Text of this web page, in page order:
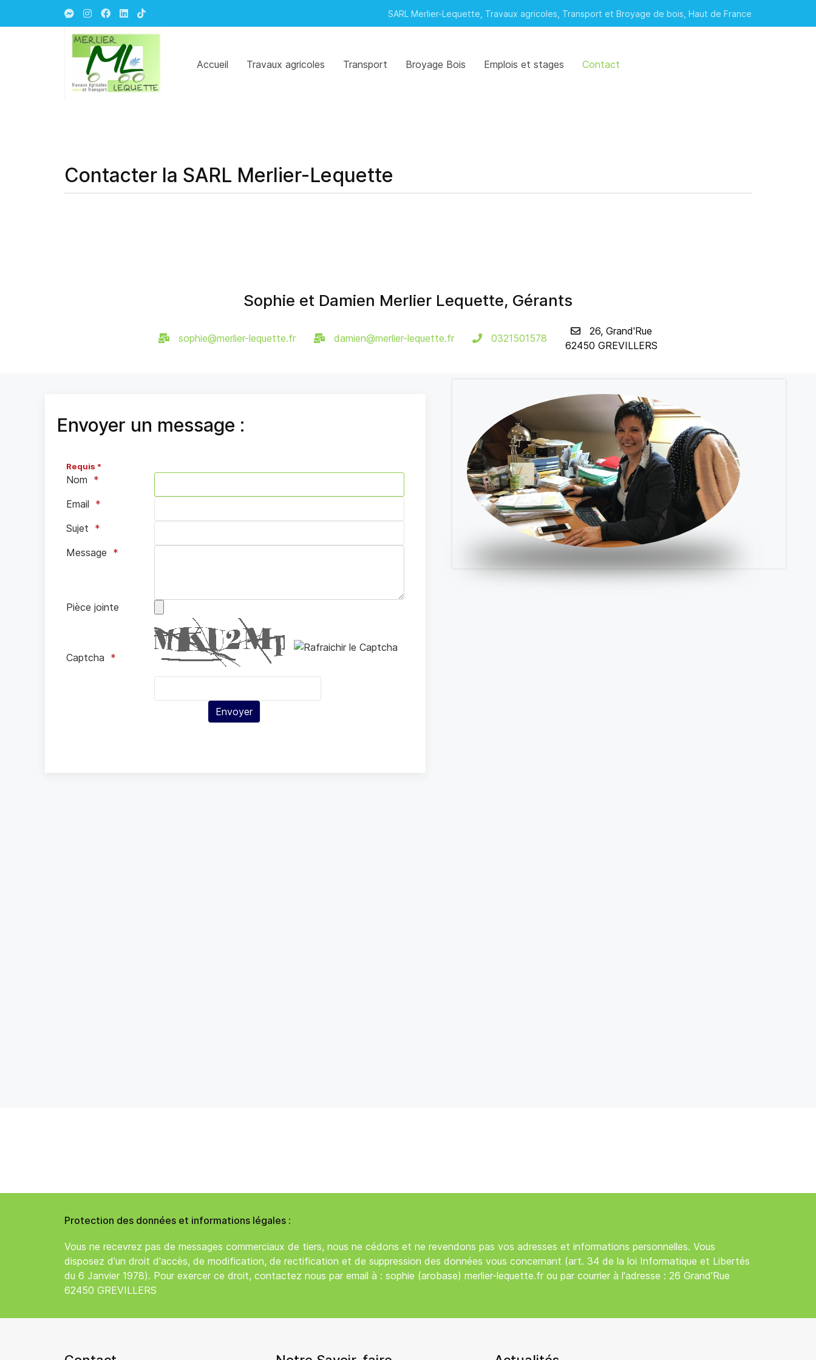
SARL Merlier-Lequette, Travaux agricoles, Transport et Broyage de bois, Haut de France
Accueil Travaux agricoles Transport Broyage Bois Emplois et stages Contact
Contacter la SARL Merlier-Lequette
Sophie et Damien Merlier Lequette, Gérants
sophie@merlier-lequette.fr damien@merlier-lequette.fr 0321501578
26, Grand'Rue
62450 GREVILLERS
Envoyer un message :
Requis *
Nom
Email
Sujet
Message
Pièce jointe
Captcha
Protection des données et informations légales :
Vous ne recevrez pas de messages commerciaux de tiers, nous ne cédons et ne revendons pas vos adresses et informations personnelles. Vous
disposez d'un droit d'accès, de modification, de rectification et de suppression des données vous concernant (art. 34 de la loi Informatique et Libertés
du 6 Janvier 1978). Pour exercer ce droit, contactez nous par email à : sophie (arobase) merlier-lequette.fr ou par courrier à l'adresse : 26 Grand'Rue
62450 GREVILLERS